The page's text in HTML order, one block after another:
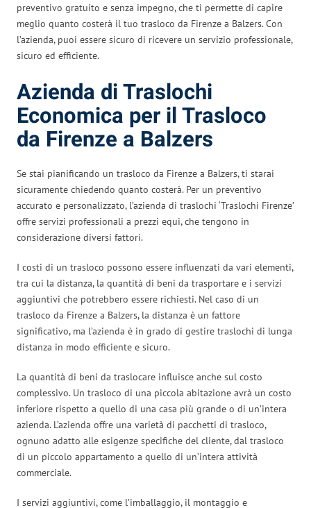
preventivo gratuito e senza impegno, che ti permette di capire
meglio quanto costerà il tuo trasloco da Firenze a Balzers. Con
l’azienda, puoi essere sicuro di ricevere un servizio professionale,
sicuro ed efficiente.
Azienda di Traslochi
Economica per il Trasloco
da Firenze a Balzers
Se stai pianificando un trasloco da Firenze a Balzers, ti starai
sicuramente chiedendo quanto costerà. Per un preventivo
accurato e personalizzato, l’azienda di traslochi ‘Traslochi Firenze’
offre servizi professionali a prezzi equi, che tengono in
considerazione diversi fattori.
I costi di un trasloco possono essere influenzati da vari elementi,
tra cui la distanza, la quantità di beni da trasportare e i servizi
aggiuntivi che potrebbero essere richiesti. Nel caso di un
trasloco da Firenze a Balzers, la distanza è un fattore
significativo, ma l’azienda è in grado di gestire traslochi di lunga
distanza in modo efficiente e sicuro.
La quantità di beni da traslocare influisce anche sul costo
complessivo. Un trasloco di una piccola abitazione avrà un costo
inferiore rispetto a quello di una casa più grande o di un’intera
azienda. L’azienda offre una varietà di pacchetti di trasloco,
ognuno adatto alle esigenze specifiche del cliente, dal trasloco
di un piccolo appartamento a quello di un’intera attività
commerciale.
I servizi aggiuntivi, come l’imballaggio, il montaggio e